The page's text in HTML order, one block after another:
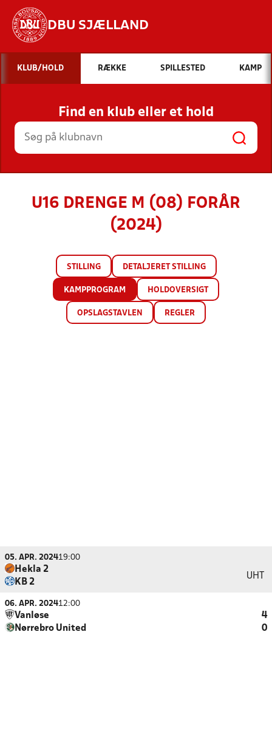
DBU SJÆLLAND
Hvad vil du søge efter?
INDHOLD OG NYHEDER
STILLINGER, RESULTATER, KLUBBER OG
HOLD
KLUB/HOLD RÆKKE SPILLESTED KAMP
Find en klub eller et hold
U16 DRENGE M (08) FORÅR
(2024)
STILLING DETALJERET STILLING
KAMPPROGRAM HOLDOVERSIGT
OPSLAGSTAVLEN REGLER
05. APR. 202419:00
Hekla 2
KB 2
UHT
06. APR. 202412:00
Vanløse
4
Nørrebro United
0